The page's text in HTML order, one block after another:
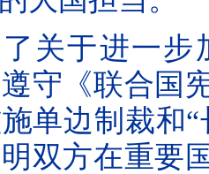
关于进一
守《联合国
单边制裁和
双方在重要